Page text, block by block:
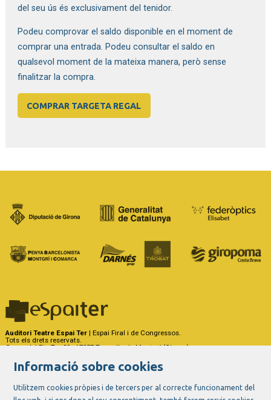
del seu ús és exclusivament del tenidor.
Podeu comprovar el saldo disponible en el moment de
comprar una entrada. Podeu consultar el saldo en
qualsevol moment de la mateixa manera, però sense
finalitzar la compra.
COMPRAR TARGETA REGAL
Auditori Teatre Espai Ter | Espai Firal i de Congressos.
Tots els drets reservats.
Carrer del Riu Ter, 29 - 17257 Torroella de Montgrí (Girona)
Informació sobre cookies
Utilitzem cookies pròpies i de tercers per al correcte funcionament del